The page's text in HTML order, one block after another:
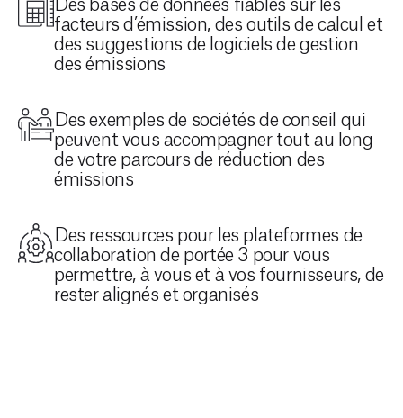
facteurs d’émission, des outils de calcul et
des suggestions de logiciels de gestion
des émissions
Des exemples de sociétés de conseil qui
peuvent vous accompagner tout au long
de votre parcours de réduction des
émissions
Des ressources pour les plateformes de
collaboration de portée 3 pour vous
permettre, à vous et à vos fournisseurs, de
rester alignés et organisés